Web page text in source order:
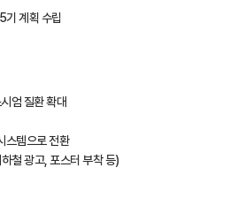
기 계획 수립
엄 질환 확대
스템으로 전환
철 광고, 포스터 부착 등)